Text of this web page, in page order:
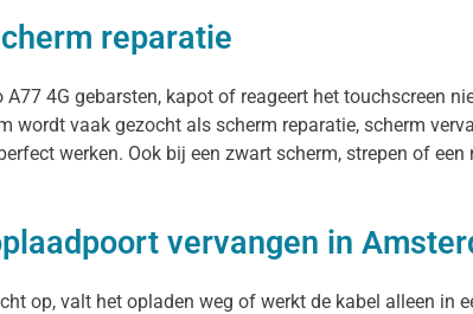
reparatie
A77 4G gebarsten, kapot of reageert het touchscreen
wordt vaak gezocht als scherm reparatie, scherm
werken. Ook bij een zwart scherm, strepen of
vervangen in
op, valt het opladen weg of werkt de kabel alleen